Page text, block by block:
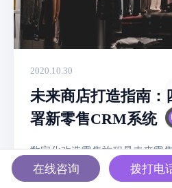
2020.10.30
未来商店打造指南：
署新零售CRM系统
数字化改造零售旅程是未来零
阅读文章 →
在线咨询 拨打电